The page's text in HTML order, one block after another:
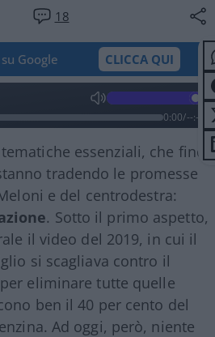
18
Google CLICCA QUI
0:00/--:--
essenziali, che fino
tradendo le promesse
e del centrodestra:
. Sotto il primo aspetto,
il video del 2019, in cui il
si scagliava contro il
eliminare tutte quelle
ben il 40 per cento del
Ad oggi, però, niente